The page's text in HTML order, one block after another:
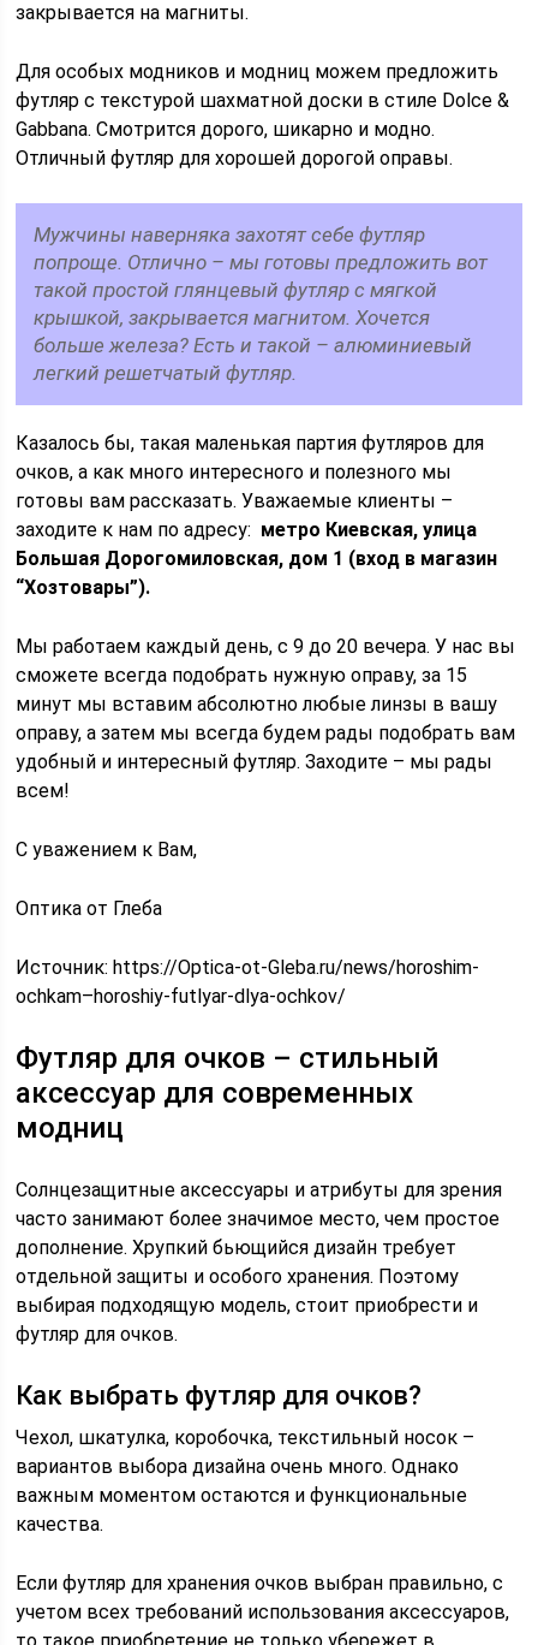
закрывается на магниты.
Для особых модников и модниц можем предложить
футляр с текстурой шахматной доски в стиле Dolce &
Gabbana. Смотрится дорого, шикарно и модно.
Отличный футляр для хорошей дорогой оправы.
Мужчины наверняка захотят себе футляр
попроще. Отлично – мы готовы предложить вот
такой простой глянцевый футляр с мягкой
крышкой, закрывается магнитом. Хочется
больше железа? Есть и такой – алюминиевый
легкий решетчатый футляр.
Казалось бы, такая маленькая партия футляров для
очков, а как много интересного и полезного мы
готовы вам рассказать. Уважаемые клиенты –
заходите к нам по адресу: метро Киевская, улица
Большая Дорогомиловская, дом 1 (вход в магазин
“Хозтовары”).
Мы работаем каждый день, с 9 до 20 вечера. У нас вы
сможете всегда подобрать нужную оправу, за 15
минут мы вставим абсолютно любые линзы в вашу
оправу, а затем мы всегда будем рады подобрать вам
удобный и интересный футляр. Заходите – мы рады
всем!
С уважением к Вам,
Оптика от Глеба
Источник:https://Optica-ot-Gleba.ru/news/horoshim-
ochkam–horoshiy-futlyar-dlya-ochkov/
Футляр для очков – стильный
аксессуар для современных
модниц
Солнцезащитные аксессуары и атрибуты для зрения
часто занимают более значимое место, чем простое
дополнение. Хрупкий бьющийся дизайн требует
отдельной защиты и особого хранения. Поэтому
выбирая подходящую модель, стоит приобрести и
футляр для очков.
Как выбрать футляр для очков?
Чехол, шкатулка, коробочка, текстильный носок –
вариантов выбора дизайна очень много. Однако
важным моментом остаются и функциональные
качества.
Если футляр для хранения очков выбран правильно, с
учетом всех требований использования аксессуаров,